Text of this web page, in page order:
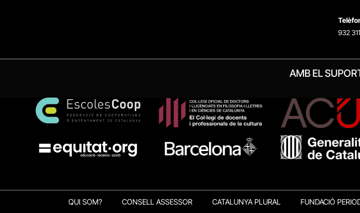
932
AMB EL
QUI SOM? CONSELL ASSESSOR CATALUNYA PLURAL FUNDACIÓ